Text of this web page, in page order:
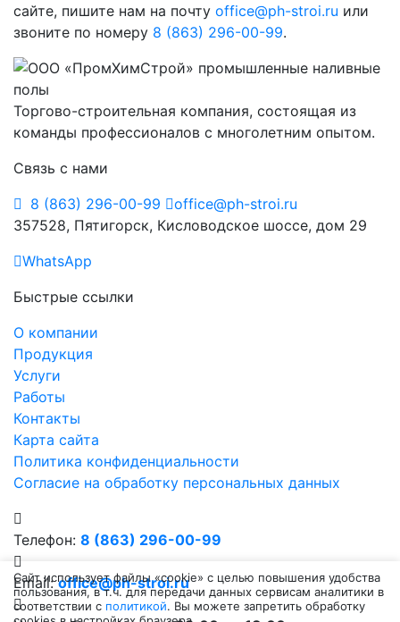
сайте, пишите нам на почту office@ph-stroi.ru или
звоните по номеру 8 (863) 296-00-99.
Торгово-строительная компания, состоящая из
команды профессионалов с многолетним опытом.
Связь с нами
8 (863) 296-00-99
office@ph-stroi.ru
357528, Пятигорск, Кисловодское шоссе, дом 29
WhatsApp
Быстрые ссылки
О компании
Продукция
Услуги
Работы
Контакты
Карта сайта
Политика конфиденциальности
Согласие на обработку персональных данных
Телефон: 8 (863) 296-00-99
Email: office@ph-stroi.ru
Сайт использует файлы «cookie» с целью повышения удобства
пользования, в т.ч. для передачи данных сервисам аналитики в
соответствии с политикой. Вы можете запретить обработку